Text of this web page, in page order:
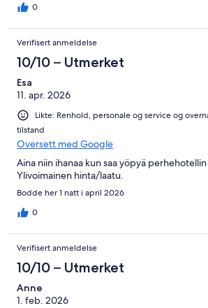
0
Verifisert anmeldelse
10/10 – Utmerket
Esa
11. apr. 2026
Likte: Renhold, personale og service og
tilstand
Oversett med Google
Aina niin ihanaa kun saa yöpyä perhehotellin
Ylivoimainen hinta/laatu.
Bodde her 1 natt i april 2026
0
Verifisert anmeldelse
10/10 – Utmerket
Anne
1. feb. 2026